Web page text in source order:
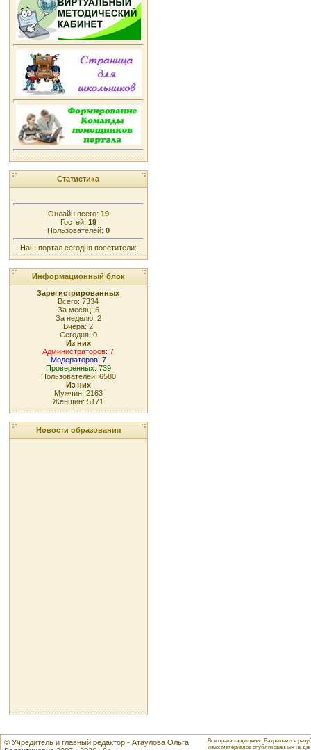
Статистика
Онлайн всего: 19
Гостей: 19
Пользователей: 0
Наш портал сегодня посетители:
Информационный блок
Зарегистрированных
Всего: 7334
За месяц: 6
За неделю: 2
Вчера: 2
Сегодня: 0
Из них
Администраторов: 7
Модераторов: 7
Проверенных: 739
Пользователей: 6580
Из них
Мужчин: 2163
Женщин: 5171
Новости образования
© Учредитель и главный редактор - Атаулова Ольга
Все права защищены. Разрешается
иных материалов опубликованных на